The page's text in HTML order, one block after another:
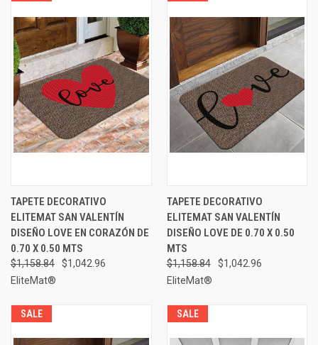
TAPETE DECORATIVO
ELITEMAT SAN VALENTÍN
DISEÑO LOVE EN CORAZÓN DE
0.70 X 0.50 MTS
$1,158.84
$1,042.96
EliteMat®
TAPETE DECORATIVO
ELITEMAT SAN VALENTÍN
DISEÑO LOVE DE 0.70 X 0.50
MTS
$1,158.84
$1,042.96
EliteMat®
SALE SALE